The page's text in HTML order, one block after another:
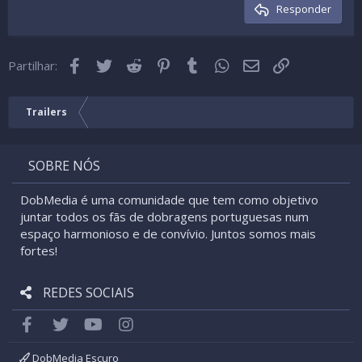
26
Trebuchet MS
Cabeçalho 3Responder
Partilhar: Facebook
Twitter Reddit Pinterest
Tumblr WhatsApp
Email
Trailers
SOBRE NÓS
DobMedia é uma comunidade que tem como objetivo
juntar todos os fãs de dobragens portuguesas num
espaço harmonioso e de convívio. Juntos somos mais
fortes!
REDES SOCIAIS
FacebookTwitter youtube
DobMedia Escuro